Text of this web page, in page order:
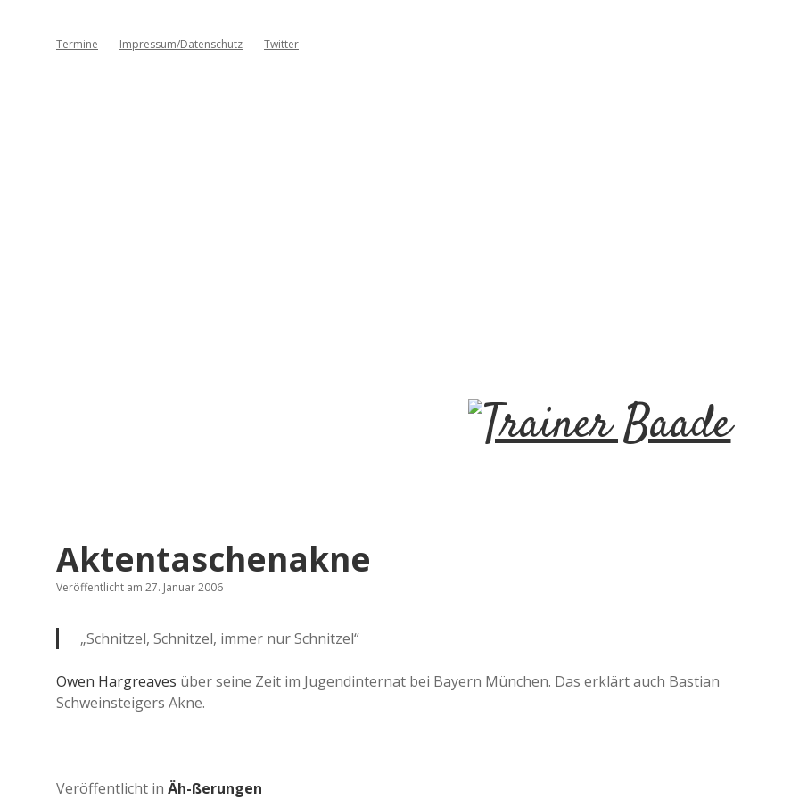
Termine Impressum/Datenschutz Twitter
T
e
Aktentaschenakne
Veröffentlicht am 27. Januar 2006
„Schnitzel, Schnitzel, immer nur Schnitzel“
Owen Hargreaves über seine Zeit im Jugendinternat bei Bayern München. Das erklärt auch Bastian
Schweinsteigers Akne.
Veröffentlicht in Äh-ßerungen